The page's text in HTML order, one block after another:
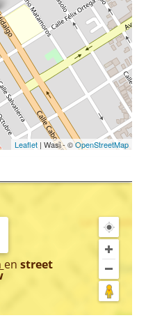
Leaflet | Wasi - ©OpenStreetMap
en street